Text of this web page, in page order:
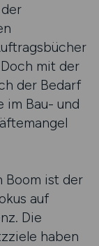
mit der
der Bedarf
im Bau- und
Boom ist der
auf
Die
haben